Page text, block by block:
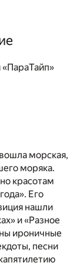
морская,
моряка.
красотам
Его
нашли
и «Разное
ироничные
песни